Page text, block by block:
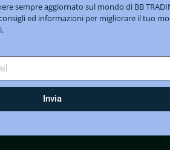
sempre aggiornato sul mondo di BB
ed informazioni per migliorare il tuo
Invia